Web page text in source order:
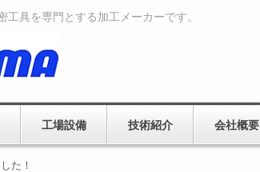
具を専門とする加工メーカーです。
工場設備 技術紹介 会社概要
た！